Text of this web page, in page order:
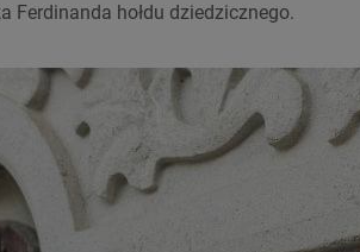
Ferdinanda hołdu dziedzicznego.